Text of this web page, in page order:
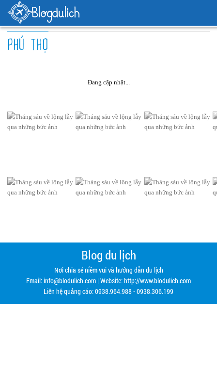
PHÚ THỌ
Đang cập nhật...
Blog du lịch
Nơi chia sẻ niềm vui và hướng dẫn du lịch
Email:info@blodulich.com | Website: http://www.blodulich.com
Liên hệ quảng cáo: 0938.964.988 - 0938.306.199